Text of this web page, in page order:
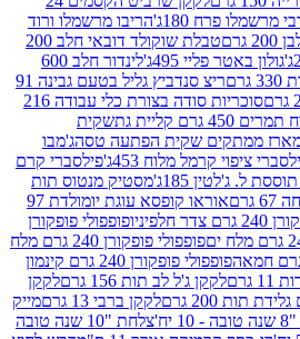
מרשמלו פרח 180ג'
הריבו מרשמלו ורוד
טבלת שוקולד דובאי חלב 200
גולון באטר פליי 495ג'
לינדור חלב 600
ריצ סנדביץ גליל בטעם גבינה 91
סוכריות סודה בצורת כלי עבודה 216
450 גרם קליית גת
שקית
ממתקים שקית הפתעה טסהג'מבו
ציפוי קרמל מלוח 453ג'
פילסברי קרם
ל. ג'לטין 185ג'
מסטיק מנטוס תות
אוראו קופסא עוגת יומולדת 97
חלפיניו
פופפולי פופקורן
פופפולי פופקורן 240 גרם מלח
פופפולי פופקורן 240 גרם קינמון
לקקן ג'ל לב תות 156 גרם
לקקן
תות 200 גרם לקקן ברבי 13 גרם
מייק
יח'
צלחת "10 שנה טובה